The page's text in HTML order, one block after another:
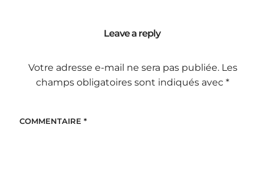
Leave a reply
Votre adresse e-mail ne sera pas publiée. Les
champs obligatoires sont indiqués avec*
COMMENTAIRE *